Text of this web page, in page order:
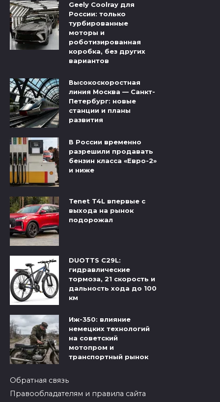
Geely Coolray для
России: только
турбированные
моторы и
роботизированная
коробка, без других
вариантов
Высокоскоростная
линия Москва — Санкт-
Петербург: новые
станции и планы
развития
В России временно
разрешили продавать
бензин класса «Евро-2»
и ниже
Tenet T4L впервые с
выхода на рынок
подорожал
DUOTTS C29L:
гидравлические
тормоза, 21 скорость и
дальность хода до 100
км
Иж-350: влияние
немецких технологий
на советский
мотопром и
транспортный рынок
Обратная связь
Правообладателям и правила сайта